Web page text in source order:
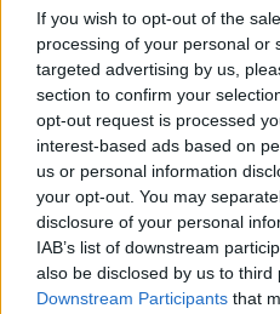
If you wish to opt-out of the
processing of your personal or
targeted advertising by us,
section to confirm your
opt-out request is processed
interest-based ads based on
us or personal information
your opt-out. You may
disclosure of your personal
IAB’s list of downstream
also be disclosed by us to third
Downstream Participants that
En fin d'après-midi, lundi 4 octobre
Instagram et Whatsapp a débuté.
répercussions mondiales.
Julien Durand · 4 Oct 2021
SCIENCES ET TECHNOLOGIE